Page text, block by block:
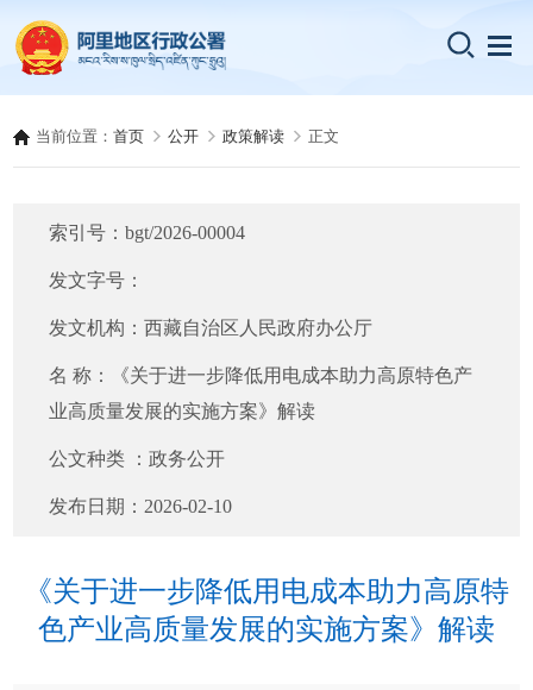
当前位置：首页 公开 政策解读 正文
索引号：bgt/2026-00004
发文字号：
发文机构：西藏自治区人民政府办公厅
名 称：
《关于进一步降低用电成本助力高原特色产
业高质量发展的实施方案》解读
公文种类 ：政务公开
发布日期： 2026-02-10
《关于进一步降低用电成本助力高原特
色产业高质量发展的实施方案》解读